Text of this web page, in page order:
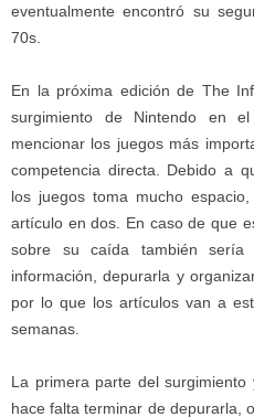
eventualmente encontró su
70s.
En la próxima edición de The
surgimiento de Nintendo en
mencionar los juegos más
competencia directa. Debido a
los juegos toma mucho
artículo en dos. En caso de que
sobre su caída también
información, depurarla y
por lo que los artículos van a
semanas.
La primera parte del
hace falta terminar de depurarla,